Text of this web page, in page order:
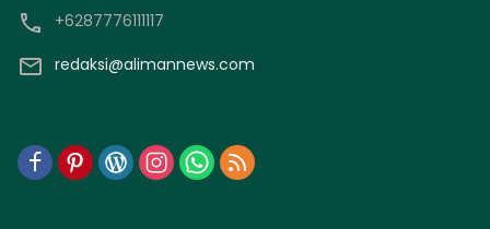
+6287776111117
redaksi@alimannews.com